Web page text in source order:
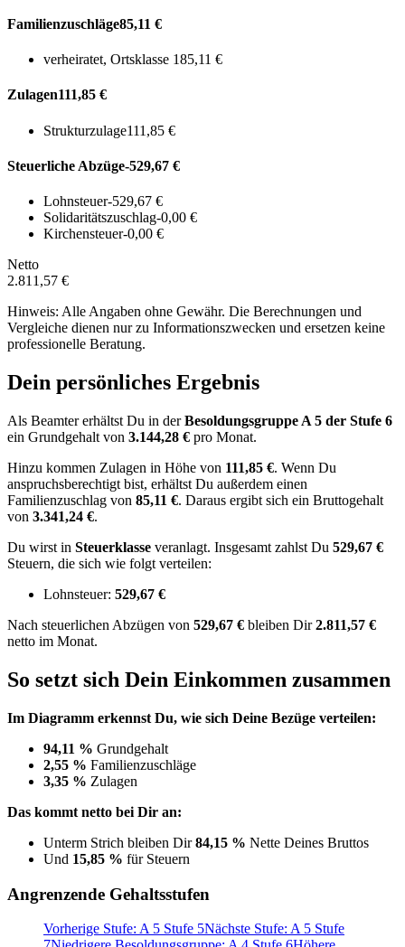
Familienzuschläge85,11 €
verheiratet, Ortsklasse 185,11 €
Zulagen111,85 €
Strukturzulage111,85 €
Steuerliche Abzüge-529,67 €
Lohnsteuer-529,67 €
Solidaritätszuschlag-0,00 €
Kirchensteuer-0,00 €
Netto
2.811,57 €
Hinweis: Alle Angaben ohne Gewähr. Die Berechnungen und
Vergleiche dienen nur zu Informationszwecken und ersetzen keine
professionelle Beratung.
Dein persönliches Ergebnis
Als Beamter erhältst Du in derBesoldungsgruppe A 5 der Stufe 6
ein Grundgehalt von 3.144,28 € pro Monat.
Hinzu kommen Zulagen in Höhe von 111,85 €. Wenn Du
anspruchsberechtigt bist, erhältst Du außerdem einen
Familienzuschlag von 85,11 €. Daraus ergibt sich ein Bruttogehalt
von 3.341,24 €.
Du wirst in Steuerklasse veranlagt. Insgesamt zahlst Du 529,67 €
Steuern, die sich wie folgt verteilen:
Lohnsteuer: 529,67 €
Nach steuerlichen Abzügen von 529,67 € bleiben Dir2.811,57 €
netto im Monat.
So setzt sich Dein Einkommen zusammen
Im Diagramm erkennst Du, wie sich Deine Bezüge verteilen:
94,11 % Grundgehalt
2,55 % Familienzuschläge
3,35 % Zulagen
Das kommt netto bei Dir an:
Unterm Strich bleiben Dir84,15 % Nette Deines Bruttos
Und 15,85 % für Steuern
Angrenzende Gehaltsstufen
Vorherige Stufe: A 5 Stufe 5Nächste Stufe: A 5 Stufe